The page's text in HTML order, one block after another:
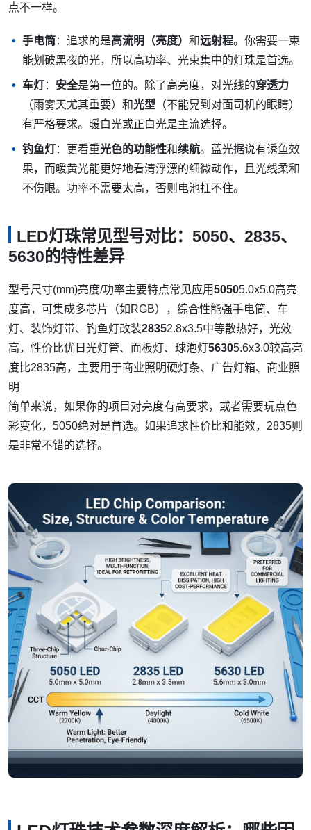
点不一样。
手电筒：追求的是高流明（亮度） 和远射程。你需要一束
能划破黑夜的光，所以高功率、光束集中的灯珠是首选。
车灯： 安全是第一位的。除了高亮度，对光线的穿透力
（雨雾天尤其重要）和光型 （不能晃到对面司机的眼睛）
有严格要求。暖白光或正白光是主流选择。
钓鱼灯：更看重光色的功能性和续航。蓝光据说有诱鱼效
果，而暖黄光能更好地看清浮漂的细微动作，且光线柔和
不伤眼。功率不需要太高，否则电池扛不住。
LED灯珠常见型号对比：5050、2835、
5630的特性差异
型号尺寸(mm)亮度/功率主要特点常见应用50505.0x5.0高亮
度高，可集成多芯片（如RGB），综合性能强手电筒、车
灯、装饰灯带、钓鱼灯改装28352.8x3.5中等散热好，光效
高，性价比优 日光灯管、面板灯、球泡灯56305.6x3.0较高亮
度比2835高，主要用于商业照明硬灯条、广告灯箱、商业照
明
简单来说，如果你的项目对亮度有高要求，或者需要玩点色
彩变化，5050绝对是首选。如果追求性价比和能效，2835则
是非常不错的选择。